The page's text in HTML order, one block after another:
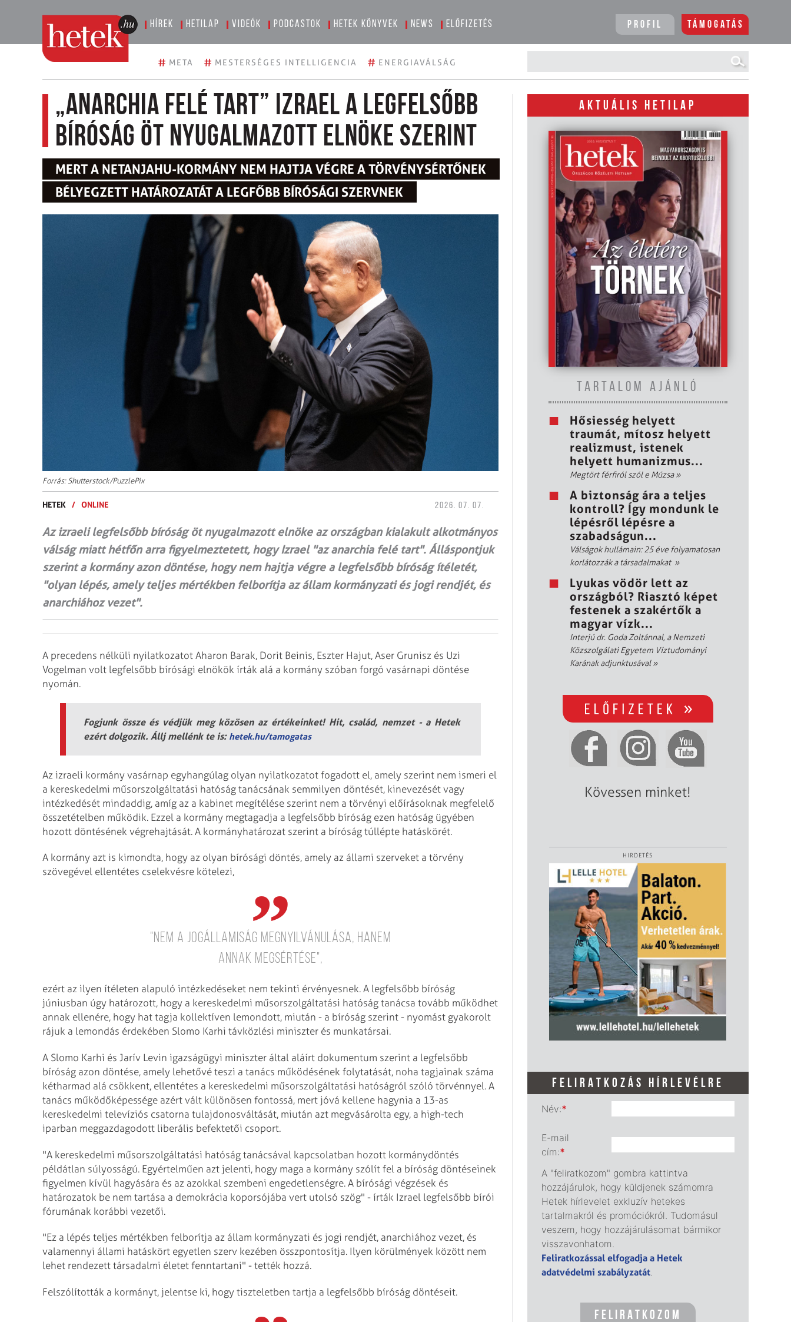
Hírek Hetilap Videók Podcastok Hetek könyvek News Előfizetés Profil Támogatás
# META # MESTERSÉGES INTELLIGENCIA # ENERGIAVÁLSÁG
„Anarchia felé tart” Izrael a legfelsőbb
bíróság öt nyugalmazott elnöke szerint
MERT A NETANJAHU-KORMÁNY NEM HAJTJA VÉGRE A TÖRVÉNYSÉRTŐNEK
BÉLYEGZETT HATÁROZATÁT A LEGFŐBB BÍRÓSÁGI SZERVNEK
Forrás: Shutterstock/PuzzlePix
HETEK / ONLINE 2026. 07. 07.
Az izraeli legfelsőbb bíróság öt nyugalmazott elnöke az országban kialakult alkotmányos
válság miatt hétfőn arra figyelmeztetett, hogy Izrael "az anarchia felé tart". Álláspontjuk
szerint a kormány azon döntése, hogy nem hajtja végre a legfelsőbb bíróság ítéletét,
"olyan lépés, amely teljes mértékben felborítja az állam kormányzati és jogi rendjét, és
anarchiához vezet".
A precedens nélküli nyilatkozatot Aharon Barak, Dorit Beinis, Eszter Hajut, Aser Grunisz és Uzi
Vogelman volt legfelsőbb bírósági elnökök írták alá a kormány szóban forgó vasárnapi döntése
nyomán.
Fogjunk össze és védjük meg közösen az értékeinket! Hit, család, nemzet - a Hetek
ezért dolgozik. Állj mellénk te is: hetek.hu/tamogatas
Az izraeli kormány vasárnap egyhangúlag olyan nyilatkozatot fogadott el, amely szerint nem ismeri el
a kereskedelmi műsorszolgáltatási hatóság tanácsának semmilyen döntését, kinevezését vagy
intézkedését mindaddig, amíg az a kabinet megítélése szerint nem a törvényi előírásoknak megfelelő
összetételben működik. Ezzel a kormány megtagadja a legfelsőbb bíróság ezen hatóság ügyében
hozott döntésének végrehajtását. A kormányhatározat szerint a bíróság túllépte hatáskörét.
A kormány azt is kimondta, hogy az olyan bírósági döntés, amely az állami szerveket a törvény
szövegével ellentétes cselekvésre kötelezi,
"nem a jogállamiság megnyilvánulása, hanem
annak megsértése",
ezért az ilyen ítéleten alapuló intézkedéseket nem tekinti érvényesnek. A legfelsőbb bíróság
júniusban úgy határozott, hogy a kereskedelmi műsorszolgáltatási hatóság tanácsa tovább működhet
annak ellenére, hogy hat tagja kollektíven lemondott, miután - a bíróság szerint - nyomást gyakorolt
rájuk a lemondás érdekében Slomo Karhi távközlési miniszter és munkatársai.
A Slomo Karhi és Jarív Levin igazságügyi miniszter által aláírt dokumentum szerint a legfelsőbb
bíróság azon döntése, amely lehetővé teszi a tanács működésének folytatását, noha tagjainak száma
kétharmad alá csökkent, ellentétes a kereskedelmi műsorszolgáltatási hatóságról szóló törvénnyel. A
tanács működőképessége azért vált különösen fontossá, mert jóvá kellene hagynia a 13-as
kereskedelmi televíziós csatorna tulajdonosváltását, miután azt megvásárolta egy, a high-tech
iparban meggazdagodott liberális befektetői csoport.
"A kereskedelmi műsorszolgáltatási hatóság tanácsával kapcsolatban hozott kormánydöntés
példátlan súlyosságú. Egyértelműen azt jelenti, hogy maga a kormány szólít fel a bíróság döntéseinek
figyelmen kívül hagyására és az azokkal szembeni engedetlenségre. A bírósági végzések és
határozatok be nem tartása a demokrácia koporsójába vert utolsó szög" - írták Izrael legfelsőbb bírói
fórumának korábbi vezetői.
"Ez a lépés teljes mértékben felborítja az állam kormányzati és jogi rendjét, anarchiához vezet, és
valamennyi állami hatáskört egyetlen szerv kezében összpontosítja. Ilyen körülmények között nem
lehet rendezett társadalmi életet fenntartani" - tették hozzá.
Felszólították a kormányt, jelentse ki, hogy tiszteletben tartja a legfelsőbb bíróság döntéseit.
AKTUÁLIS HETILAP
TARTALOM AJÁNLÓ
Hősiesség helyett
traumát, mítosz helyett
realizmust, istenek
helyett humanizmus...
Megtört férfiról szól e Múzsa»
A biztonság ára a teljes
kontroll? Így mondunk le
lépésről lépésre a
szabadságun...
Válságok hullámain: 25 éve folyamatosan
korlátozzák a társadalmakat »
Lyukas vödör lett az
országból? Riasztó képet
festenek a szakértők a
magyar vízk...
Interjú dr. Goda Zoltánnal, a Nemzeti
Közszolgálati Egyetem Víztudományi
Karának adjunktusával»
Kövessen minket!
HIRDETÉS
FELIRATKOZÁS HÍRLEVÉLRE
Név:*
E-mail
cím:*
A "feliratkozom" gombra kattintva
hozzájárulok, hogy küldjenek számomra
Hetek hírlevelet exkluzív hetekes
tartalmakról és promóciókról. Tudomásul
veszem, hogy hozzájárulásomat bármikor
visszavonhatom.
Feliratkozással elfogadja a Hetek
adatvédelmi szabályzatát